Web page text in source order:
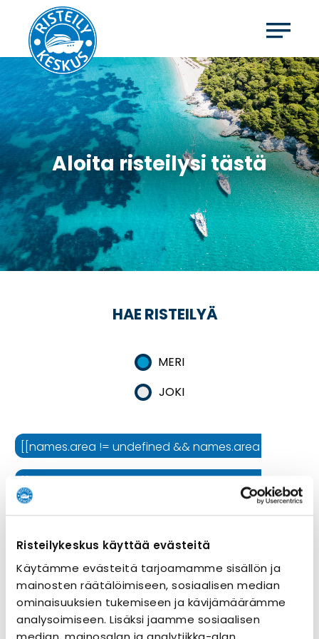
Risteilykeskus käyttää evästeitä
Käytämme evästeitä tarjoamamme sisällön ja
mainosten räätälöimiseen, sosiaalisen median
ominaisuuksien tukemiseen ja kävijämäärämme
analysoimiseen. Lisäksi jaamme sosiaalisen
Aloita risteilysi tästä
HAE RISTEILYÄ
MERI
JOKI
[[names.area != undefined && names.area != '' ?
[[names.cruiseline != undefined && names.cruiseline
[[names.ship != undefined && names.ship != '' ?
Risteilyn kesto